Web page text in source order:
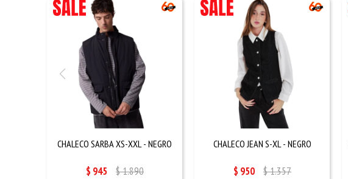
CHALECO SARBA XS-XXL - NEGRO
$ 945 $1.890
CHALECO JEAN S-XL - NEGRO
$ 950 $1.357